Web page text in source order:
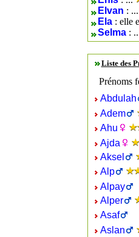
Elvan : ...
Ela : elle
Selma :
Liste des
Prénoms
Abdulah
Adem
Ahu
Ajda
Aksel
Alp
Alpay
Alper
Asaf
Aslan